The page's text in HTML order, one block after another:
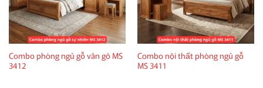
Combo phòng ngủ gỗ vân gõ MS
3412
Combo nội thất phòng ngủ gỗ
MS 3411